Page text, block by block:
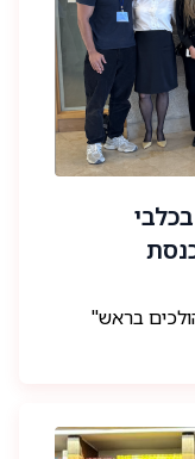
להיכנס לעמוד
בראש"
להכרה
בהוצאות